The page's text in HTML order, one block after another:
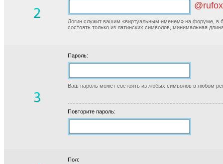
Логин служит вашим «виртуальным именем» на форуме, в
состоять только из латинских символов, минимальная
Пароль:
Ваш пароль может состоять из любых символов в любом
Повторите пароль:
Пол: